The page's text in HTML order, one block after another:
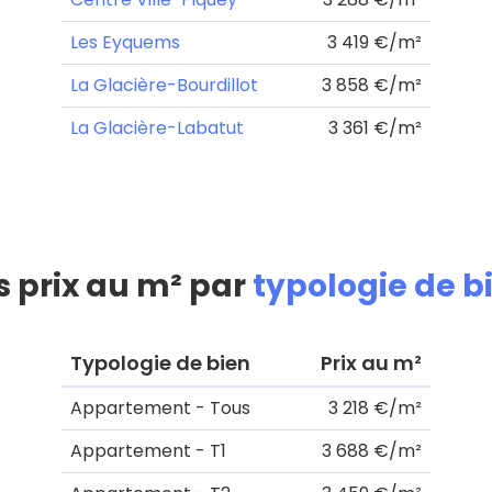
Les Eyquems
3 419 €/m²
La Glacière-Bourdillot
3 858 €/m²
La Glacière-Labatut
3 361 €/m²
prix au m² partypologie de
Typologie de bien Prix au m²
Appartement - Tous
3 218 €/m²
Appartement - T1
3 688 €/m²